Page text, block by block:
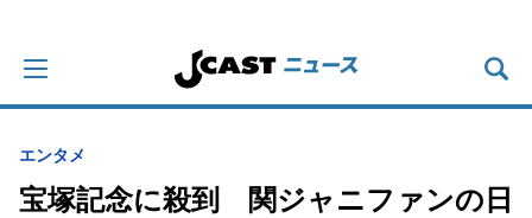
エンタメ
宝塚記念に殺到 関ジャニファンの日